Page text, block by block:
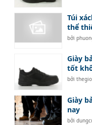
Túi
thể
bởi
Giày
tốt
bởi
Giày
nay
bởi